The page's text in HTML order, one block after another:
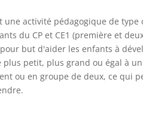
une activité pédagogique de
du CP et CE1 (première et
but d'aider les enfants à
plus petit, plus grand ou égal à
ou en groupe de deux, ce qui